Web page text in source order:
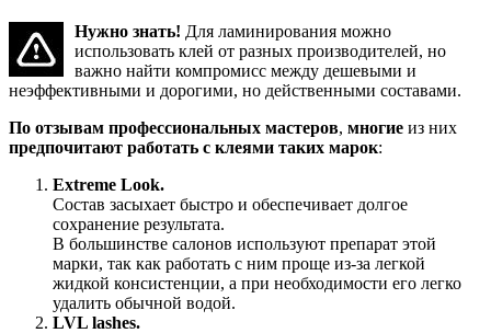
Нужно знать! Для ламинирования можно
использовать клей от разных производителей, но
важно найти компромисс между дешевыми и
неэффективными и дорогими, но действенными составами.
По отзывам профессиональных мастеров, многие из них
предпочитают работать с клеями таких марок:
Extreme Look.
Состав засыхает быстро и обеспечивает долгое
сохранение результата.
В большинстве салонов используют препарат этой
марки, так как работать с ним проще из-за легкой
жидкой консистенции, а при необходимости его легко
удалить обычной водой.
LVL lashes.